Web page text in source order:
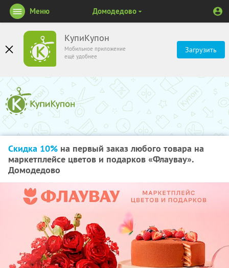
КупиКупон
Мобильное приложение
ещё удобнее
Загрузить
Меню Домодедово
Скидка 10% на первый заказ любого товара на
маркетплейсе цветов и подарков «Флаувау».
Домодедово